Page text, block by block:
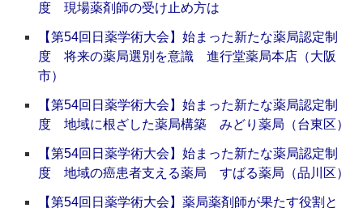
度 現場薬剤師の受け止め方は
【第54回日薬学術大会】始まった新たな薬局認定制
度 将来の薬局選別を意識 進行堂薬局本店（大阪
市）
【第54回日薬学術大会】始まった新たな薬局認定制
度 地域に根ざした薬局構築 みどり薬局（台東区）
【第54回日薬学術大会】始まった新たな薬局認定制
度 地域の癌患者支える薬局 すばる薬局（品川区）
【第54回日薬学術大会】薬局薬剤師が果たす役割と